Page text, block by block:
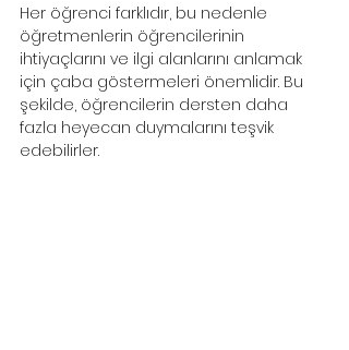
Her öğrenci farklıdır, bu nedenle
öğretmenlerin öğrencilerinin
ihtiyaçlarını ve ilgi alanlarını anlamak
için çaba göstermeleri önemlidir. Bu
şekilde, öğrencilerin dersten daha
fazla heyecan duymalarını teşvik
edebilirler.